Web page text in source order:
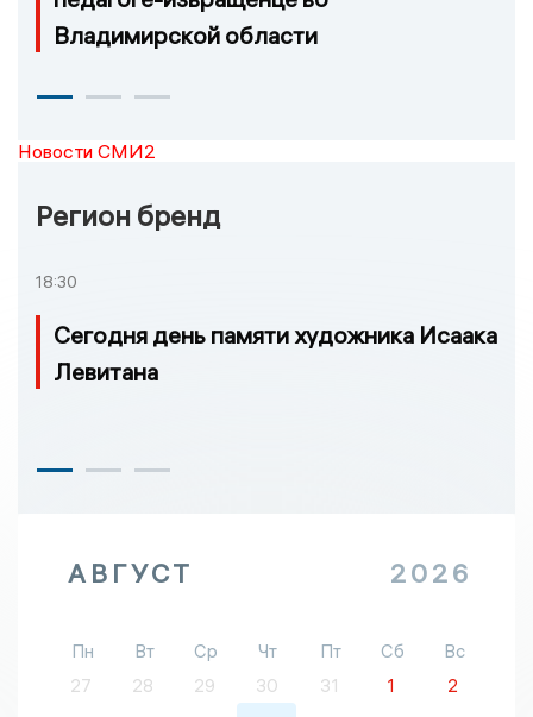
Владимирской области
Новости СМИ2
Регион бренд
18:30
Сегодня день памяти художника Исаака
Левитана
АВГУСТ 2026
Пн Вт Ср Чт Пт Сб
Вс
27
28 29 30 31 1
2